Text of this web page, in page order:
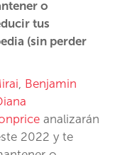
o
tus
(sin perder
, Benjamin
analizarán
2022 y te